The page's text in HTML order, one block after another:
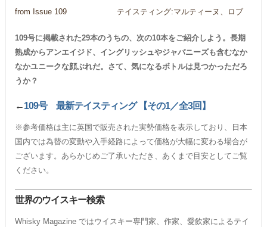
from Issue 109 テイスティング:マルティーヌ、ロブ
109号に掲載された29本のうちの、次の10本をご紹介しよう。長期
熟成からアンエイジド、イングリッシュやジャパニーズも含むなか
なかユニークな顔ぶれだ。さて、気になるボトルは見つかっただろ
うか？
←109号 最新テイスティング 【その1／全3回】
※参考価格は主に英国で販売された実勢価格を表示しており、日本
国内では為替の変動や入手経路によって価格が大幅に変わる場合が
ございます。あらかじめご了承いただき、あくまで目安としてご覧
ください。
世界のウイスキー検索
Whisky Magazine ではウイスキー専門家、作家、愛飲家によるテイ